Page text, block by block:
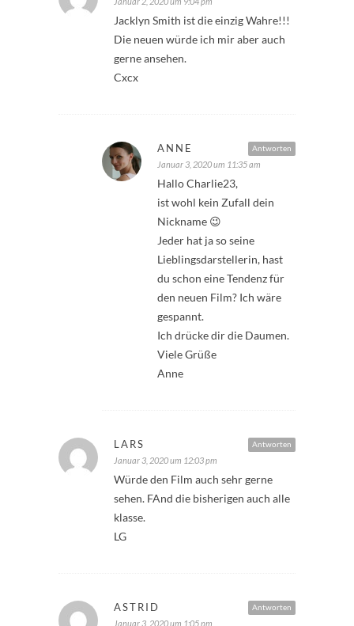
Jacklyn Smith ist die einzig Wahre!!!
Die neuen würde ich mir aber auch
gerne ansehen.
Cxcx
Antworten
ANNE
Januar 3, 2020 um 11:35 am
Hallo Charlie23,
ist wohl kein Zufall dein
Nickname 😉
Jeder hat ja so seine
Lieblingsdarstellerin, hast
du schon eine Tendenz für
den neuen Film? Ich wäre
gespannt.
Ich drücke dir die Daumen.
Viele Grüße
Anne
Antworten
LARS
Januar 3, 2020 um 12:03 pm
Würde den Film auch sehr gerne
sehen. FAnd die bisherigen auch alle
klasse.
LG
Antworten
ASTRID
Januar 3, 2020 um 1:05 pm